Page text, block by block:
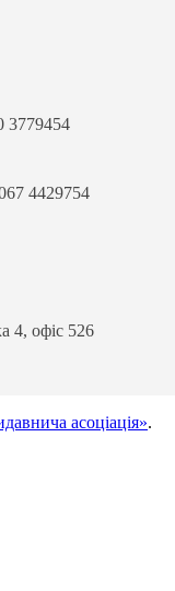
3779454
4429754
4, офіс 526
асоціація».